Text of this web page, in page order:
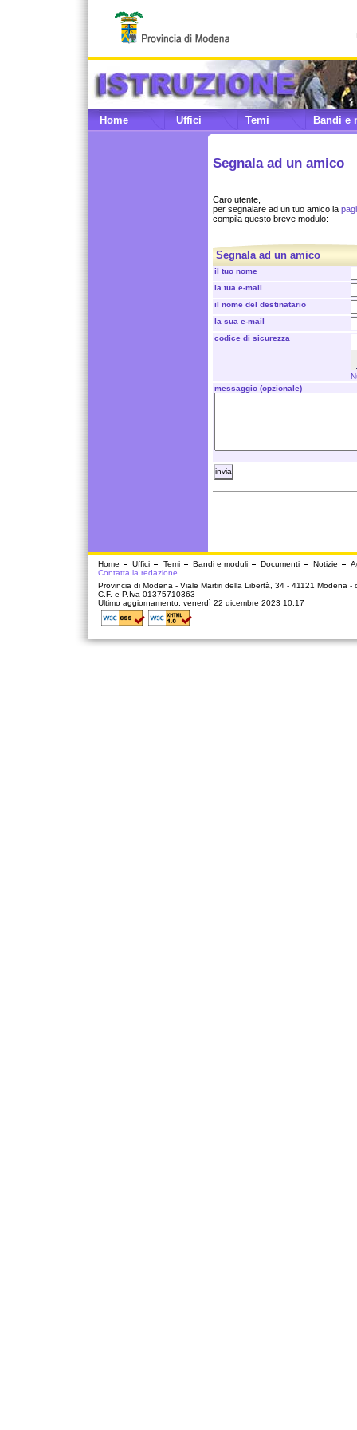
Home Uffici Temi Bandi e
Segnala ad un amico
Caro utente,
per segnalare ad un tuo amico la
compila questo breve modulo:
Segnala ad un amico
il tuo nome
la tua e-mail
il nome del destinatario
la sua e-mail
codice di sicurezza
messaggio (opzionale)
Home Uffici Temi Bandi e moduli Documenti Notizie
Contatta la redazione
Provincia di Modena - Viale Martiri della Libertà, 34 - 41121 Modena -
C.F. e P.Iva 01375710363
Ultimo aggiornamento: venerdì 22 dicembre 2023 10:17